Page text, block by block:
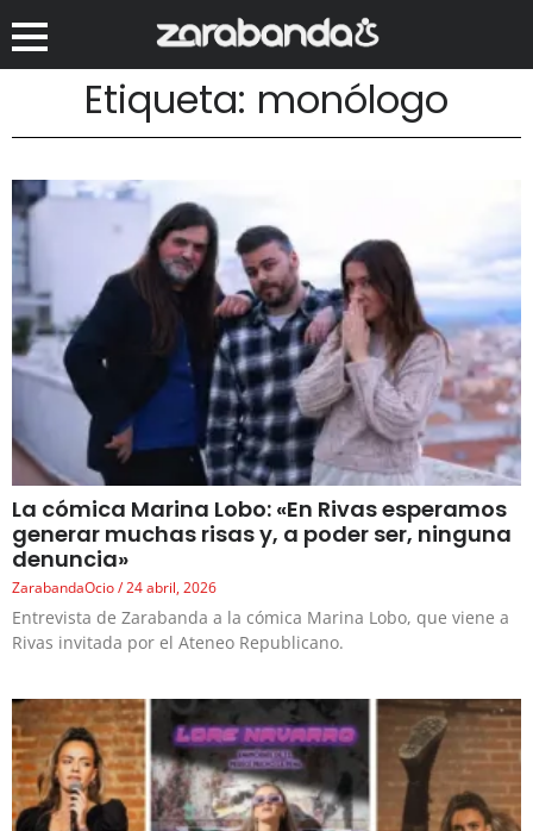
Etiqueta: monólogo
La cómica Marina Lobo: «En Rivas esperamos
generar muchas risas y, a poder ser, ninguna
denuncia»
ZarabandaOcio 24 abril, 2026
Entrevista de Zarabanda a la cómica Marina Lobo, que viene a
Rivas invitada por el Ateneo Republicano.